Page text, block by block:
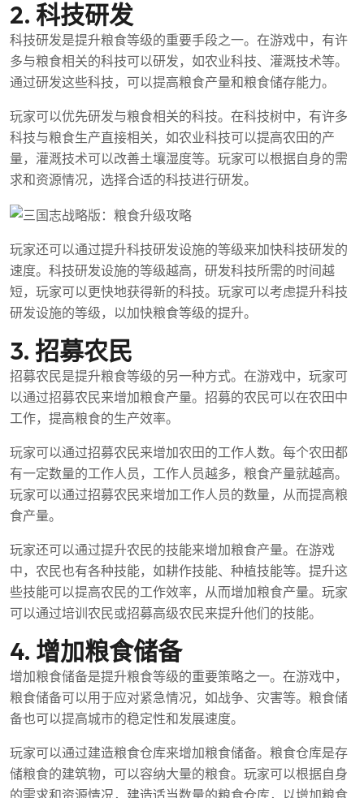
2. 科技研发
科技研发是提升粮食等级的重要手段之一。在游戏中，有许
多与粮食相关的科技可以研发，如农业科技、灌溉技术等。
通过研发这些科技，可以提高粮食产量和粮食储存能力。
玩家可以优先研发与粮食相关的科技。在科技树中，有许多
科技与粮食生产直接相关，如农业科技可以提高农田的产
量，灌溉技术可以改善土壤湿度等。玩家可以根据自身的需
求和资源情况，选择合适的科技进行研发。
玩家还可以通过提升科技研发设施的等级来加快科技研发的
速度。科技研发设施的等级越高，研发科技所需的时间越
短，玩家可以更快地获得新的科技。玩家可以考虑提升科技
研发设施的等级，以加快粮食等级的提升。
3. 招募农民
招募农民是提升粮食等级的另一种方式。在游戏中，玩家可
以通过招募农民来增加粮食产量。招募的农民可以在农田中
工作，提高粮食的生产效率。
玩家可以通过招募农民来增加农田的工作人数。每个农田都
有一定数量的工作人员，工作人员越多，粮食产量就越高。
玩家可以通过招募农民来增加工作人员的数量，从而提高粮
食产量。
玩家还可以通过提升农民的技能来增加粮食产量。在游戏
中，农民也有各种技能，如耕作技能、种植技能等。提升这
些技能可以提高农民的工作效率，从而增加粮食产量。玩家
可以通过培训农民或招募高级农民来提升他们的技能。
4. 增加粮食储备
增加粮食储备是提升粮食等级的重要策略之一。在游戏中，
粮食储备可以用于应对紧急情况，如战争、灾害等。粮食储
备也可以提高城市的稳定性和发展速度。
玩家可以通过建造粮食仓库来增加粮食储备。粮食仓库是存
储粮食的建筑物，可以容纳大量的粮食。玩家可以根据自身